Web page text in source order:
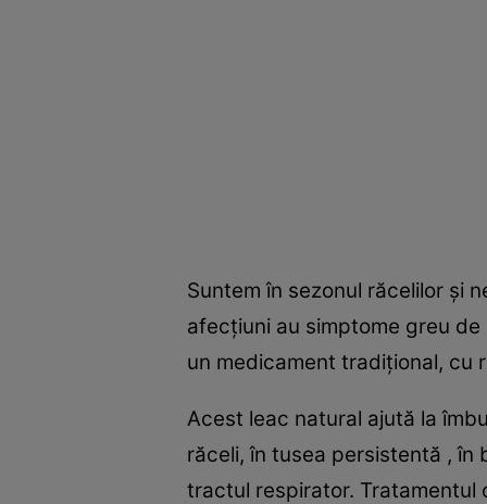
Suntem în sezonul răcelilor și
afecțiuni au simptome greu
un medicament tradițional, cu
Acest leac natural ajută la
răceli, în tusea persistentă ,
tractul respirator.